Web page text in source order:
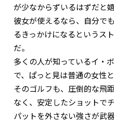
が少なからずいるはずだと
彼女が使えるなら、自分で
るきっかけになるというス
だ。
多くの人が知っているイ・
で、ぱっと見は普通の女性
そのゴルフも、圧倒的な飛
なく、安定したショットで
パットを外さない強さが武